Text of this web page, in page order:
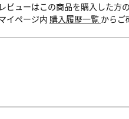
レビューはこの商品を購入した方
イページ内 購入履歴一覧 からご